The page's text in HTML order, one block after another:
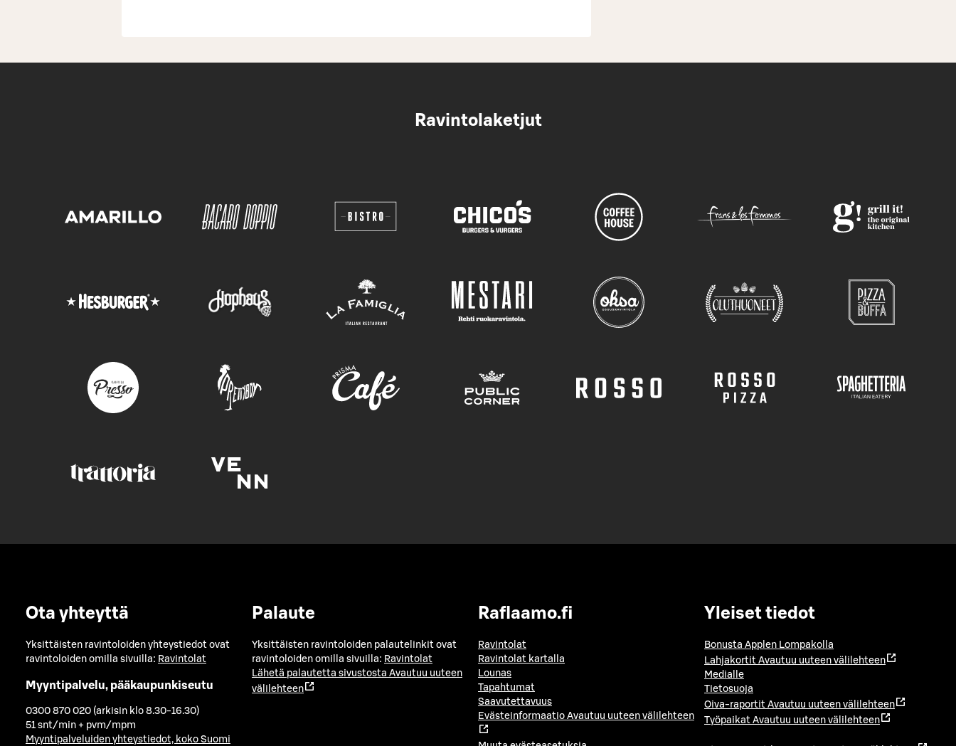
Ravintolaketjut
Ota yhteyttä
Yksittäisten ravintoloiden yhteystiedot ovat
ravintoloiden omilla sivuilla: Ravintolat
Myyntipalvelu, pääkaupunkiseutu
0300 870 020 (arkisin klo 8.30-16.30)
51 snt/min + pvm/mpm
Myyntipalveluiden yhteystiedot, koko Suomi
Palaute
Yksittäisten ravintoloiden palautelinkit ovat
ravintoloiden omilla sivuilla: Ravintolat
Lähetä palautetta sivustosta Avautuu uuteen
välilehteen
Raflaamo.fi
Ravintolat
Ravintolat kartalla
Lounas
Tapahtumat
Saavutettavuus
Evästeinformaatio Avautuu uuteen välilehteen
Yleiset tiedot
Bonusta Applen Lompakolla
Lahjakortit Avautuu uuteen välilehteen
Medialle
Tietosuoja
Oiva-raportit Avautuu uuteen välilehteen
Työpaikat Avautuu uuteen välilehteen